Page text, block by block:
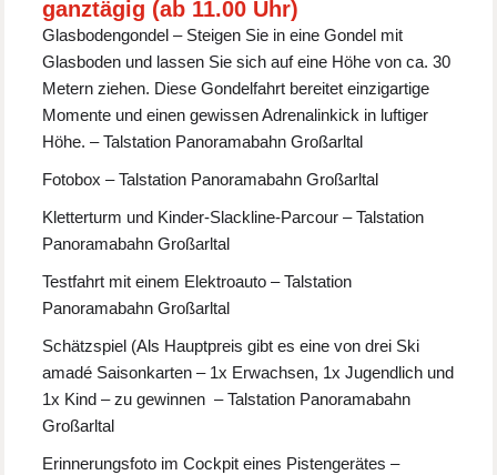
ganztägig (ab 11.00 Uhr)
Glasbodengondel – Steigen Sie in eine Gondel mit
Glasboden und lassen Sie sich auf eine Höhe von ca. 30
Metern ziehen. Diese Gondelfahrt bereitet einzigartige
Momente und einen gewissen Adrenalinkick in luftiger
Höhe. – Talstation Panoramabahn Großarltal
Fotobox – Talstation Panoramabahn Großarltal
Kletterturm und Kinder-Slackline-Parcour – Talstation
Panoramabahn Großarltal
Testfahrt mit einem Elektroauto – Talstation
Panoramabahn Großarltal
Schätzspiel (Als Hauptpreis gibt es eine von drei Ski
amadé Saisonkarten – 1x Erwachsen, 1x Jugendlich und
1x Kind – zu gewinnen – Talstation Panoramabahn
Großarltal
Erinnerungsfoto im Cockpit eines Pistengerätes –